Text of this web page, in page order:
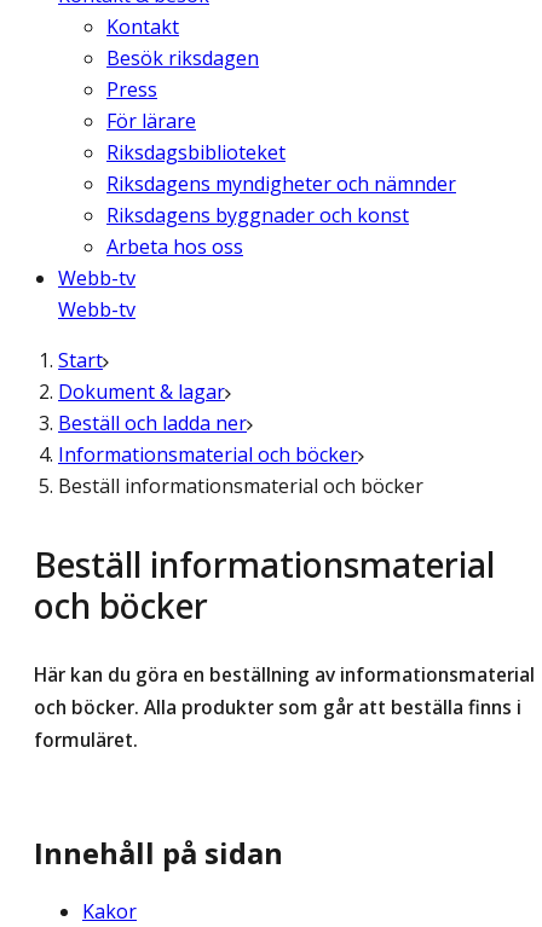
Kontakt
Besök riksdagen
Press
För lärare
Riksdagsbiblioteket
Riksdagens myndigheter och nämnder
Riksdagens byggnader och konst
Arbeta hos oss
Webb-tv
Webb-tv
Start
Dokument & lagar
Beställ och ladda ner
Informationsmaterial och böcker
Beställ informationsmaterial och böcker
Beställ informationsmaterial
och böcker
Här kan du göra en beställning av informationsmaterial
och böcker. Alla produkter som går att beställa finns i
formuläret.
Innehåll på sidan
Kakor